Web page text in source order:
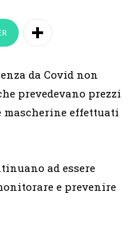
da Covid non
prevedevano prezzi
effettuati
ad essere
e prevenire